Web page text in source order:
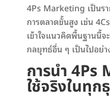
4Ps Marketing เป็นร
การตลาดขั้นสูง เช่น
เข้าใจแนวคิดพื้นฐานนี้จ
กลยุทธ์อื่น ๆ เป็นไปอย่
การนำ 4Ps
ใช้จริงในทุก